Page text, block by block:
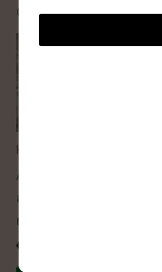
Gerelateerde producten
Kogel armbanden
Armband –
apatiet kogel 6
mm
€